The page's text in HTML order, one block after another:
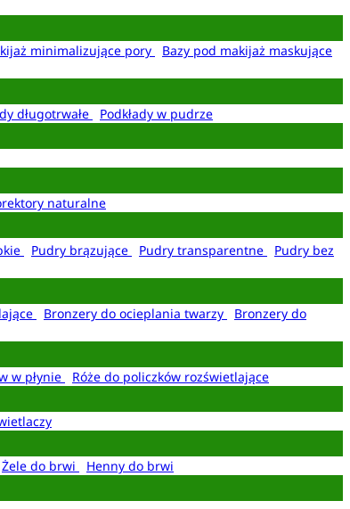
minimalizujące pory
Bazy pod makijaż maskujące
długotrwałe
Podkłady w pudrze
naturalne
Pudry brązujące Pudry transparentne
Pudry bez
Bronzery do ocieplania twarzy
Bronzery do
w płynie
Róże do policzków rozświetlające
Żele do brwi
Henny do brwi